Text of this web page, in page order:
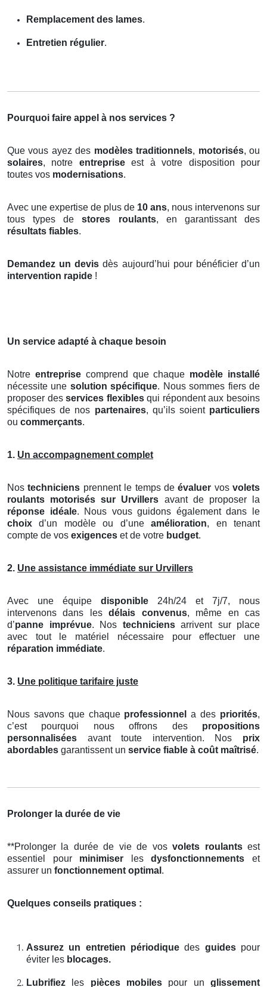
Remplacement des lames.
Entretien régulier.
Pourquoi faire appel à nos services ?
Que vous ayez des modèles traditionnels, motorisés, ou
solaires, notre entrepriseest à votre disposition pour
toutes vos modernisations.
Avec une expertise de plus de 10 ans, nous intervenons sur
tous types destores roulants, en garantissant des
résultats fiables.
Demandez un devis dès aujourd’hui pour bénéficier d’un
intervention rapide !
Un service adapté à chaque besoin
Notre entreprisecomprend que chaque modèle installé
nécessite une solution spécifique. Nous sommes fiers de
proposer desservices flexiblesqui répondent aux besoins
spécifiques de nos partenaires, qu’ils soient particuliers
ou commerçants.
1. Un accompagnement complet
Nostechniciens prennent le temps deévaluer vos volets
roulants motorisés sur Urvillers avant de proposer la
réponse idéale. Nous vous guidons également dans le
choix d’un modèle ou d’uneamélioration, en tenant
compte de vos exigences et de votre budget.
2. Une assistance immédiate sur Urvillers
Avec une équipe disponible 24h/24 et 7j/7, nous
intervenons dans lesdélais convenus, même en cas
d’panne imprévue. Nos techniciensarrivent sur place
avec tout le matériel nécessaire pour effectuer une
réparation immédiate.
3. Une politique tarifaire juste
Nous savons que chaque professionnel a des priorités,
c’est pourquoi nous offrons des propositions
personnalisées avant toute intervention. Nos prix
abordables garantissent un service fiable à coût maîtrisé.
Prolonger la durée de vie
**Prolonger la durée de vie de vosvolets roulantsest
essentiel pour minimiser lesdysfonctionnements et
assurer un fonctionnement optimal .
Quelques conseils pratiques :
Assurez un entretien périodique des guidespour
éviter les blocages.
Lubrifiez les pièces mobiles pour unglissement